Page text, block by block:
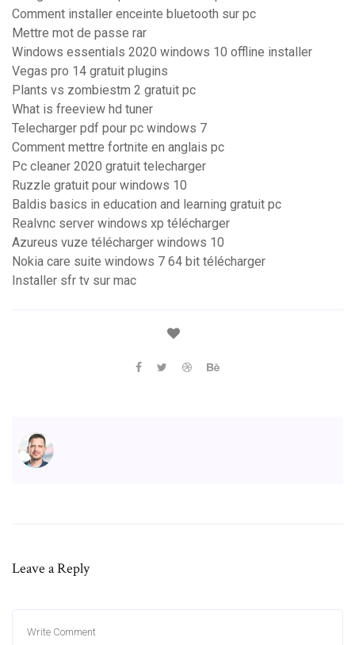
Comment installer enceinte bluetooth sur pc
Mettre mot de passe rar
Windows essentials 2020 windows 10 offline installer
Vegas pro 14 gratuit plugins
Plants vs zombiestm 2 gratuit pc
What is freeview hd tuner
Telecharger pdf pour pc windows 7
Comment mettre fortnite en anglais pc
Pc cleaner 2020 gratuit telecharger
Ruzzle gratuit pour windows 10
Baldis basics in education and learning gratuit pc
Realvnc server windows xp télécharger
Azureus vuze télécharger windows 10
Nokia care suite windows 7 64 bit télécharger
Installer sfr tv sur mac
Leave a Reply